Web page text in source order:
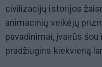
civilizacijų istorijos
animacinių veikėjų
pavadinimai, įvairūs
pradžiugins kiekvieną